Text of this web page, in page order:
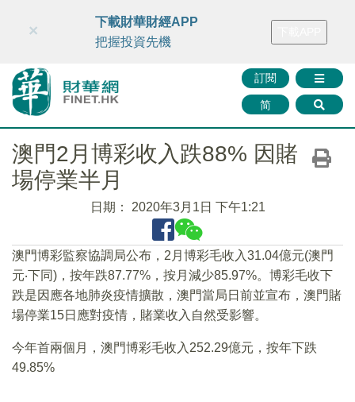
財華智庫網 FINTV FINMETA 財華證券 媒體矩陣
訂閱
简
×
下載財華財經APP
把握投資先機
澳門2月博彩收入跌88% 因賭
場停業半月
日期： 2020年3月1日 下午1:21
澳門博彩監察協調局公布，2月博彩毛收入31.04億元(澳門
元‧下同)，按年跌87.77%，按月減少85.97%。博彩毛收下
跌是因應各地肺炎疫情擴散，澳門當局日前並宣布，澳門賭
場停業15日應對疫情，賭業收入自然受影響。
今年首兩個月，澳門博彩毛收入252.29億元，按年下跌
49.85%